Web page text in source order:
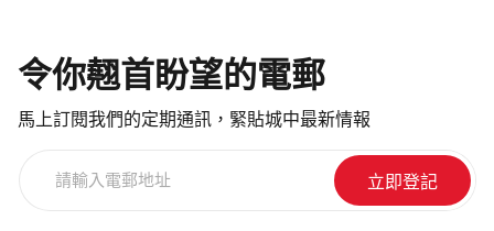
令你翹首盼望的電郵
馬上訂閱我們的定期通訊，緊貼城中最新情報